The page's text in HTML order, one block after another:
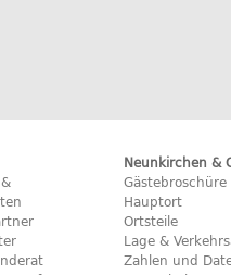
Neunkirchen &
Gästebroschüre
Hauptort
Ortsteile
Lage &
Zahlen und